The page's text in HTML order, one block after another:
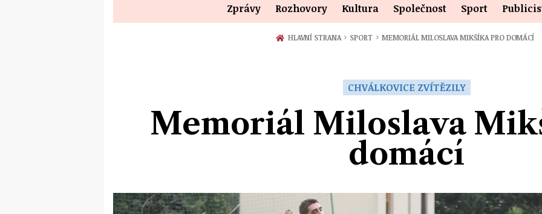
Zprávy Rozhovory Kultura Společnost Sport
HLAVNÍ STRANA › SPORT › MEMORIÁL MILOSLAVA MIKŠÍKA PRO DOMÁCÍ
CHVÁLKOVICE ZVÍTĚZILY
Memoriál Miloslava
domácí